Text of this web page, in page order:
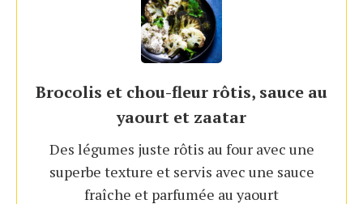
Brocolis et chou-fleur rôtis, sauce au
yaourt et zaatar
Des légumes juste rôtis au four avec une
superbe texture et servis avec une sauce
fraîche et parfumée au yaourt